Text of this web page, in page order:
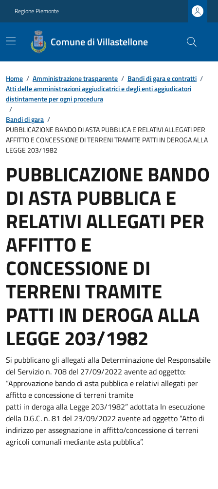
Regione Piemonte
Comune di Villastellone
Home / Amministrazione trasparente / Bandi di gara e contratti /
Atti delle amministrazioni aggiudicatrici e degli enti aggiudicatori
distintamente per ogni procedura
/
Bandi di gara /
PUBBLICAZIONE BANDO DI ASTA PUBBLICA E RELATIVI ALLEGATI PER
AFFITTO E CONCESSIONE DI TERRENI TRAMITE PATTI IN DEROGA ALLA
LEGGE 203/1982
PUBBLICAZIONE BANDO
DI ASTA PUBBLICA E
RELATIVI ALLEGATI PER
AFFITTO E
CONCESSIONE DI
TERRENI TRAMITE
PATTI IN DEROGA ALLA
LEGGE 203/1982
Si pubblicano gli allegati alla Determinazione del Responsabile
del Servizio n. 708 del 27/09/2022 avente ad oggetto:
“Approvazione bando di asta pubblica e relativi allegati per
affitto e concessione di terreni tramite
patti in deroga alla Legge 203/1982” adottata In esecuzione
della D.G.C. n. 81 del 23/09/2022 avente ad oggetto “Atto di
indirizzo per assegnazione in affitto/concessione di terreni
agricoli comunali mediante asta pubblica”.